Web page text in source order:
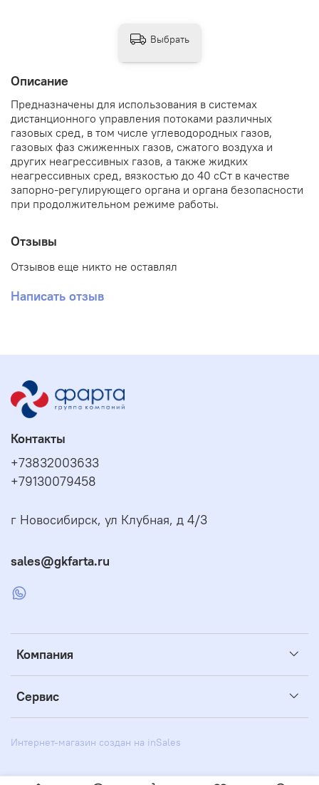
Описание
Предназначены для использования в системах
дистанционного управления потоками различных
газовых сред, в том числе углеводородных газов,
газовых фаз сжиженных газов, сжатого воздуха и
других неагрессивных газов, а также жидких
неагрессивных сред, вязкостью до 40 сСт в качестве
запорно-регулирующего органа и органа безопасности
при продолжительном режиме работы.
Отзывы
Отзывов еще никто не оставлял
Написать отзыв
Выбрать
Компания
Сервис
Контакты
+73832003633
+79130079458
г Новосибирск, ул Клубная, д 4/3
sales@gkfarta.ru
Интернет-магазин создан на inSales